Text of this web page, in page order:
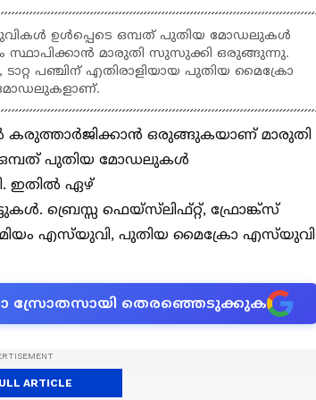
ഉൾപ്പെടെ ഒമ്പത് പുതിയ മോഡലുകൾ
സ്ഥാപിക്കാൻ മാരുതി സുസുക്കി ഒരുങ്ങുന്നു.
പഞ്ചിന് എതിരാളിയായ പുതിയ മൈക്രോ
മോഡലുകളാണ്.
ഒരുങ്ങുകയാണ് മാരുതി
ഒമ്പത് പുതിയ മോഡലുകൾ
ഇതിൽ ഏഴ്
ബ്രെസ്സ ഫെയ്‌സ്‌ലിഫ്റ്റ്, ഫ്രോങ്ക്സ്
എസ്‌യുവി, പുതിയ മൈക്രോ എസ്‌യുവി
സ്രോതസായി തെരഞ്ഞെടുക്കുക
ARTICLE